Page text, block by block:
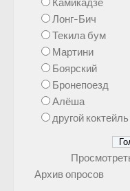
Камикадзе
Лонг-Бич
Текила бум
Мартини
Боярский
Бронепоезд
Алёша
другой коктейль
Архив опросов